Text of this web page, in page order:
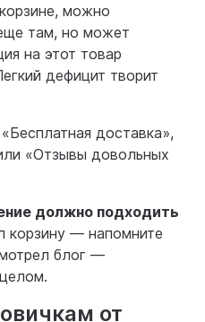
можно
там, но может
на этот товар
дефицит творит
доставка»,
«Отзывы довольных
должно подходить
корзину — напомните
блог —
от